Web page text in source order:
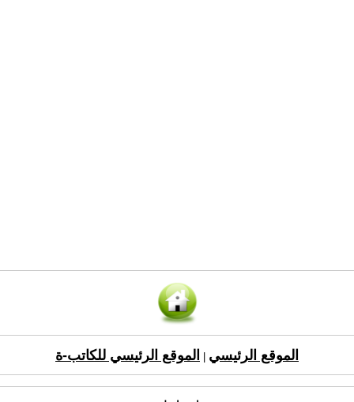
الموقع الرئيسي الموقع الرئيسي للكاتب-ة